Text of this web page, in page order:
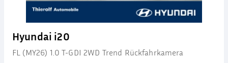
Hyundai i20
FL (MY26) 1.0 T-GDI 2WD Trend Rückfahrkamera